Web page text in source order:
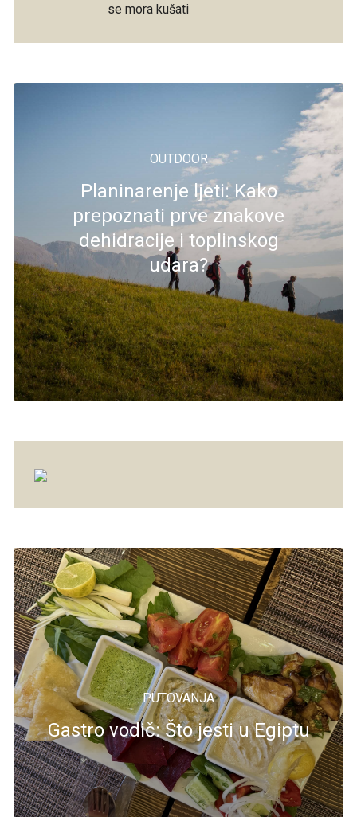
se mora kušati
OUTDOOR
Planinarenje ljeti: Kako
prepoznati prve znakove
dehidracije i toplinskog
udara?
PUTOVANJA
Gastro vodič: Što jesti u Egiptu